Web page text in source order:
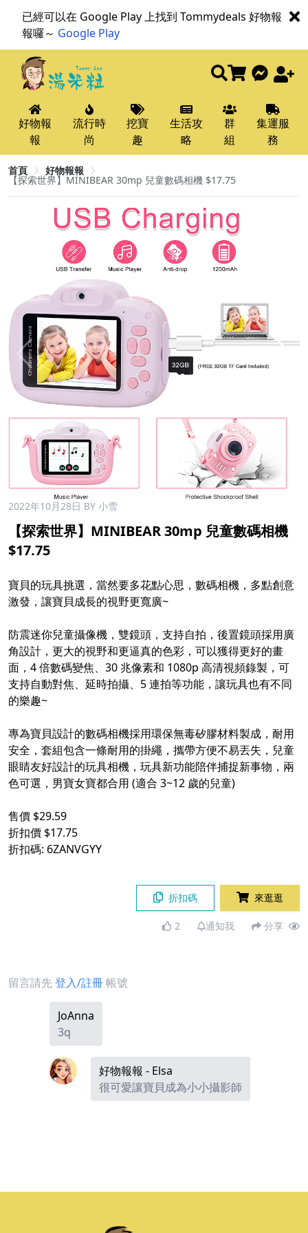
已經可以在 Google Play 上找到 Tommydeals 好物報
報囉～ Google Play
好物報
報
流行時
尚
挖寶
趣
生活攻
略
群
組
集運服
務
首頁 好物報報
【探索世界】MINIBEAR 30mp 兒童數碼相機 $17.75
2022年10月28日 BY 小雪
【探索世界】MINIBEAR 30mp 兒童數碼相機
$17.75
寶貝的玩具挑選，當然要多花點心思，數碼相機，多點創意
激發，讓寶貝成長的視野更寬廣~
防震迷你兒童攝像機，雙鏡頭，支持自拍，後置鏡頭採用廣
角設計，更大的視野和更逼真的色彩，可以獲得更好的畫
面，4 倍數碼變焦、30 兆像素和 1080p 高清視頻錄製，可
支持自動對焦、延時拍攝、5 連拍等功能，讓玩具也有不同
的樂趣~
專為寶貝設計的數碼相機採用環保無毒矽膠材料製成，耐用
安全，套組包含一條耐用的掛繩，攜帶方便不易丟失，兒童
眼睛友好設計的玩具相機，玩具新功能陪伴捕捉新事物，兩
色可選，男寶女寶都合用 (適合 3~12 歲的兒童)
售價 $29.59
折扣價 $17.75
折扣碼: 6ZANVGYY
折扣碼 來逛逛
2 通知我 分享
留言請先登入/註冊帳號
JoAnna
3q
好物報報 - Elsa
很可愛讓寶貝成為小小攝影師